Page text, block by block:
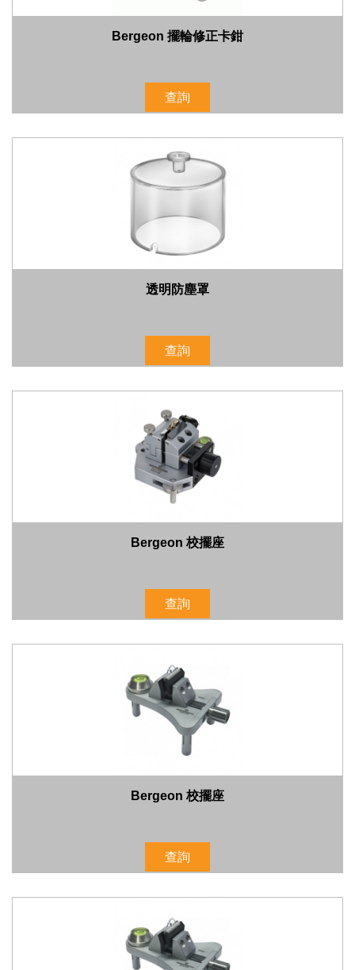
Bergeon 擺輪修正卡鉗
查詢
透明防塵罩
查詢
Bergeon 校擺座
查詢
Bergeon 校擺座
查詢